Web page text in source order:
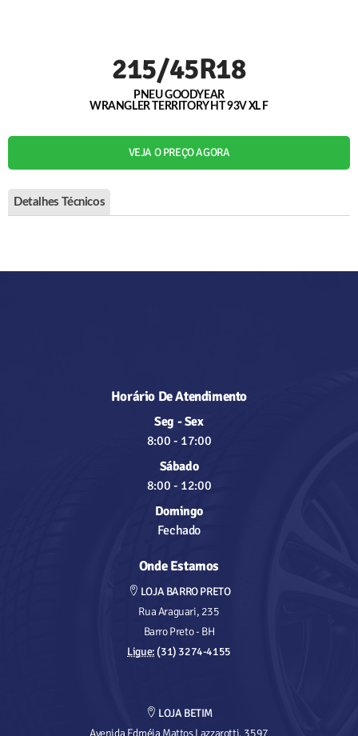
215/45R18
PNEU GOODYEAR
WRANGLER TERRITORY HT 93V XL F
VEJA O PREÇO AGORA
Detalhes Técnicos
Horário De Atendimento
Seg - Sex
8:00 - 17:00
Sábado
8:00 - 12:00
Domingo
Fechado
Onde Estamos
LOJA BARRO PRETO
Rua Araguari, 235
Barro Preto - BH
Ligue:(31) 3274-4155
LOJA BETIM
Avenida Edméia Mattos Lazzarotti, 3597